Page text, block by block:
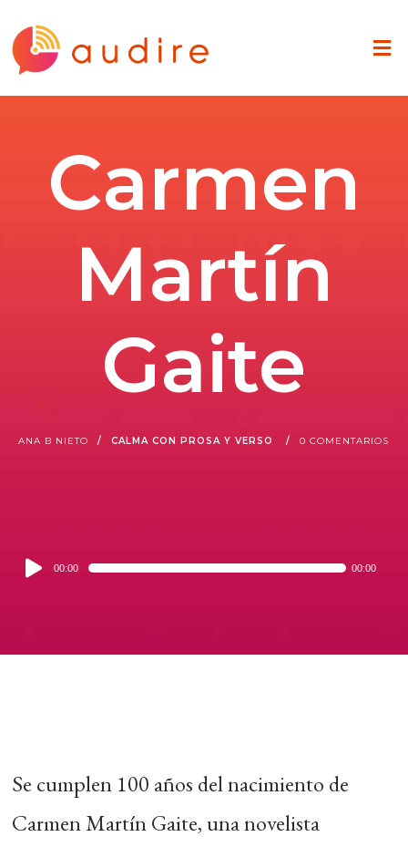
Carmen
Martín
Gaite
ANA B NIETO CALMA CON PROSA Y VERSO 0 COMENTARIOS
Audio00:00 00:00
Se cumplen 100 años del nacimiento de
Carmen Martín Gaite, una novelista